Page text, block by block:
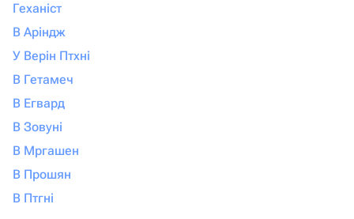
Геханіст
В Аріндж
У Верін Птхні
В Гетамеч
В Егвард
В Зовуні
В Мргашен
В Прошян
В Птгні